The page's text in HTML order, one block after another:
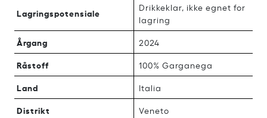
Lagringspotensiale
Drikkeklar, ikke egnet for
lagring
Årgang 2024
Råstoff 100% Garganega
Land Italia
Distrikt Veneto